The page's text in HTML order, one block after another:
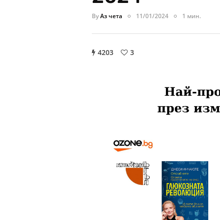
ByАз чета 11/01/2024 1 мин.
4203 3